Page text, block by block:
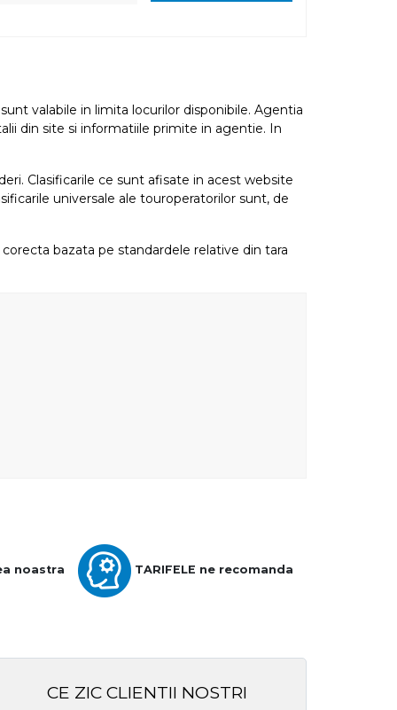
valabile in limita locurilor disponibile. Agentia
din site si informatiile primite in agentie. In
Clasificarile ce sunt afisate in acest website
universale ale touroperatorilor sunt, de
bazata pe standardele relative din tara
noastra TARIFELE ne recomanda
CE ZIC CLIENTII NOSTRI